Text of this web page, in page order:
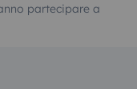
partecipare a